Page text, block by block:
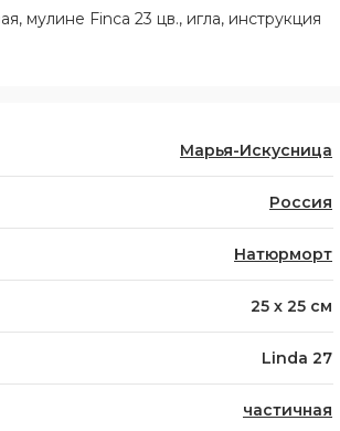
мулине Finca 23 цв., игла, инструкция
Марья-Искусница
Россия
Натюрморт
25 х 25 см
Linda 27
частичная